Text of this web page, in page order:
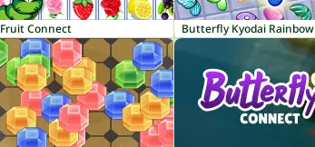
Fruit Connect Butterfly Kyodai Rainbow